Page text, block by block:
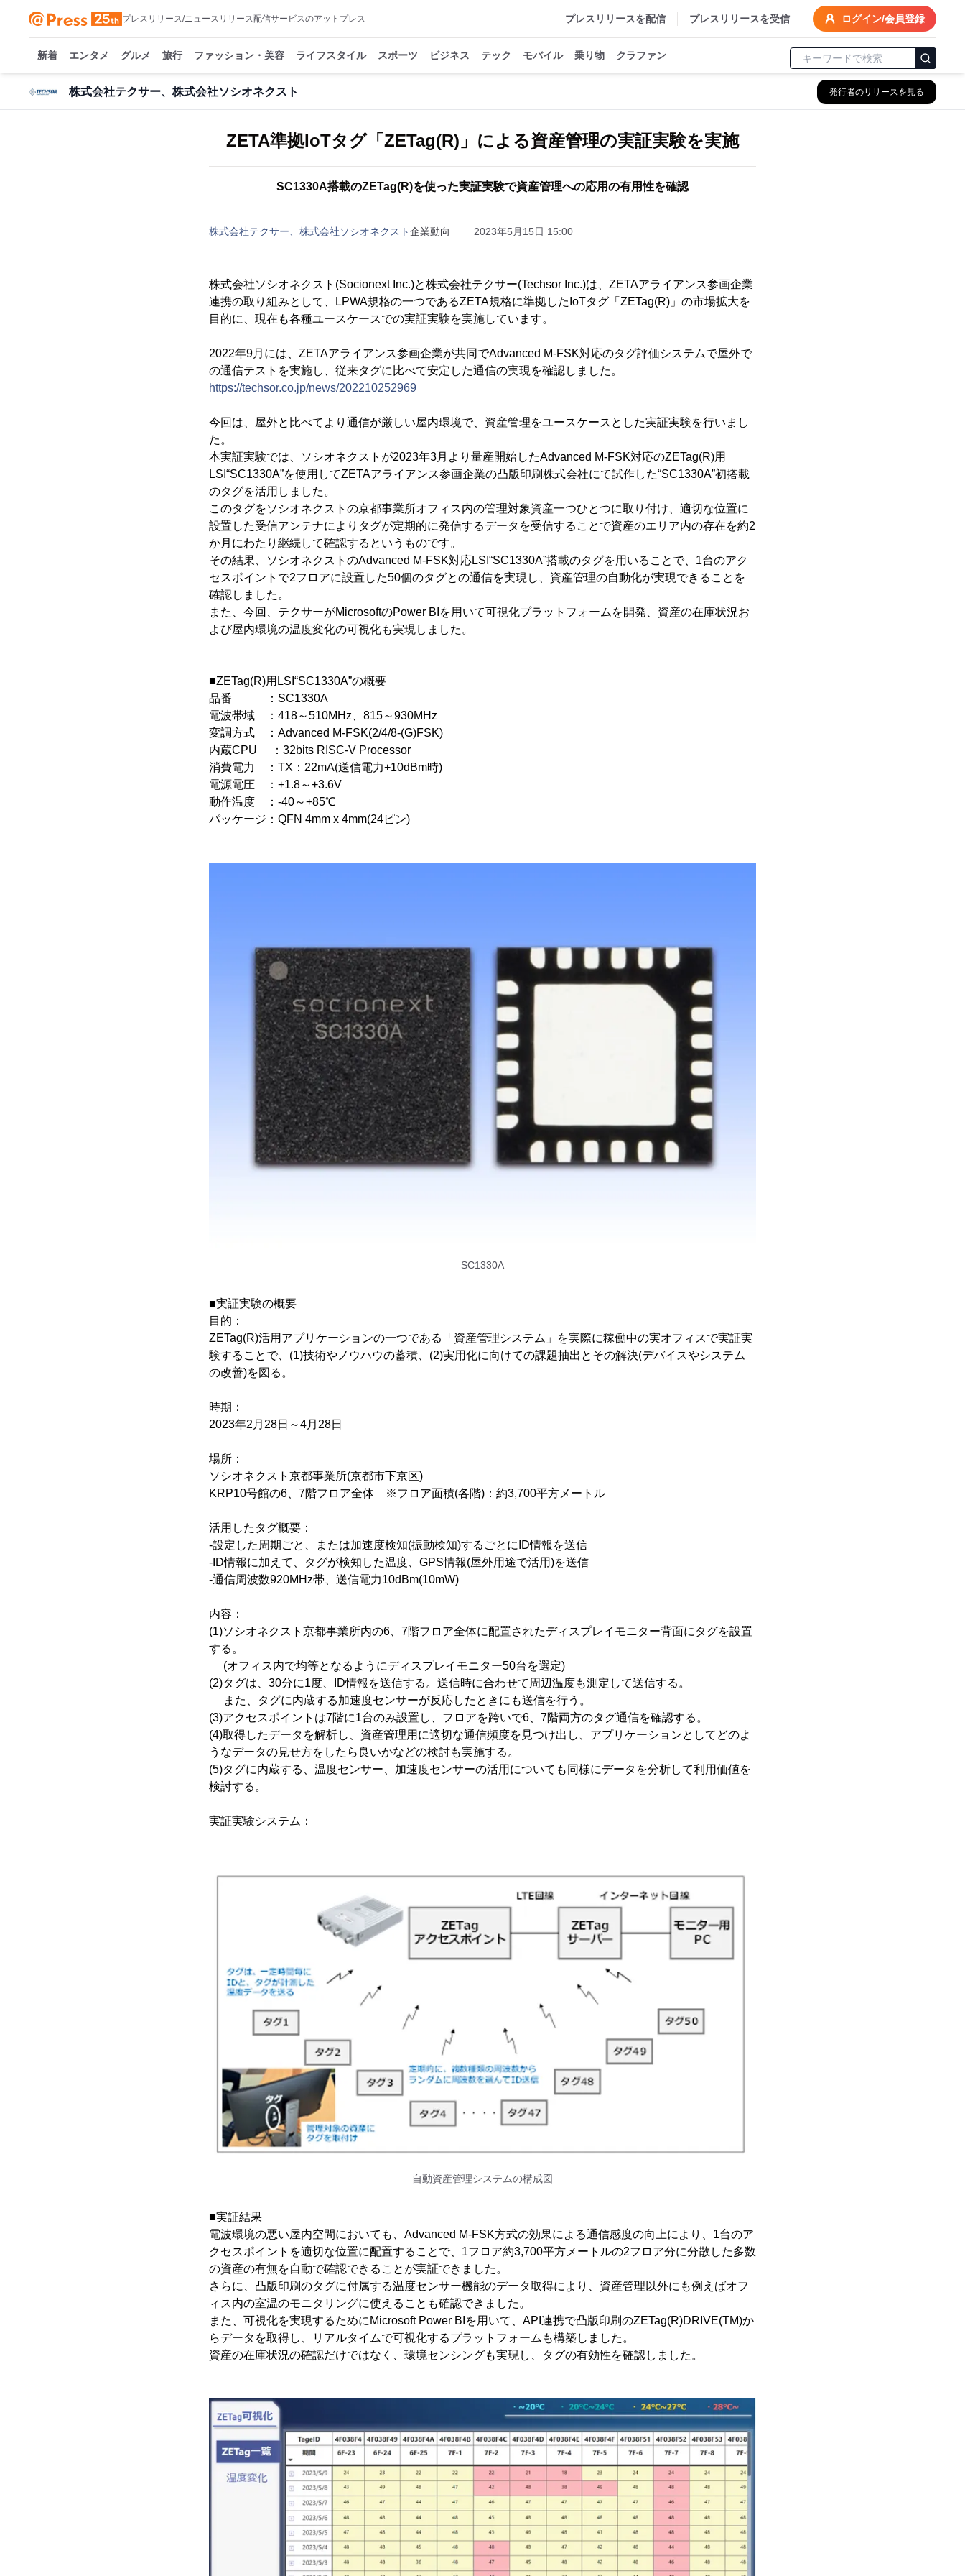
プレスリリース/ニュースリリース配信サービスのアットプレス プレスリリースを配信 プレスリリースを受信 ログイン/会員登録
新着 エンタメ グルメ 旅行 ファッション・美容 ライフスタイル スポーツ ビジネス テック モバイル 乗り物 クラファン
株式会社テクサー、株式会社ソシオネクスト 発行者のリリースを見る
ZETA準拠IoTタグ「ZETag(R)」による資産管理の実証実験を実施
SC1330A搭載のZETag(R)を使った実証実験で資産管理への応用の有用性を確認
株式会社テクサー、株式会社ソシオネクスト企業動向 2023年5月15日 15:00
株式会社ソシオネクスト(Socionext Inc.)と株式会社テクサー(Techsor Inc.)は、ZETAアライアンス参画企業
連携の取り組みとして、LPWA規格の一つであるZETA規格に準拠したIoTタグ「ZETag(R)」の市場拡大を
目的に、現在も各種ユースケースでの実証実験を実施しています。
2022年9月には、ZETAアライアンス参画企業が共同でAdvanced M-FSK対応のタグ評価システムで屋外で
の通信テストを実施し、従来タグに比べて安定した通信の実現を確認しました。
https://techsor.co.jp/news/202210252969
今回は、屋外と比べてより通信が厳しい屋内環境で、資産管理をユースケースとした実証実験を行いまし
た。
本実証実験では、ソシオネクストが2023年3月より量産開始したAdvanced M-FSK対応のZETag(R)用
LSI“SC1330A”を使用してZETAアライアンス参画企業の凸版印刷株式会社にて試作した“SC1330A”初搭載
のタグを活用しました。
このタグをソシオネクストの京都事業所オフィス内の管理対象資産一つひとつに取り付け、適切な位置に
設置した受信アンテナによりタグが定期的に発信するデータを受信することで資産のエリア内の存在を約2
か月にわたり継続して確認するというものです。
その結果、ソシオネクストのAdvanced M-FSK対応LSI“SC1330A”搭載のタグを用いることで、1台のアク
セスポイントで2フロアに設置した50個のタグとの通信を実現し、資産管理の自動化が実現できることを
確認しました。
また、今回、テクサーがMicrosoftのPower BIを用いて可視化プラットフォームを開発、資産の在庫状況お
よび屋内環境の温度変化の可視化も実現しました。
■ZETag(R)用LSI“SC1330A”の概要
品番 ：SC1330A
電波帯域 ：418～510MHz、815～930MHz
変調方式 ：Advanced M-FSK(2/4/8-(G)FSK)
内蔵CPU ：32bits RISC-V Processor
消費電力 ：TX：22mA(送信電力+10dBm時)
電源電圧 ：+1.8～+3.6V
動作温度 ：-40～+85℃
パッケージ：QFN 4mm x 4mm(24ピン)
SC1330A
■実証実験の概要
目的：
ZETag(R)活用アプリケーションの一つである「資産管理システム」を実際に稼働中の実オフィスで実証実
験することで、(1)技術やノウハウの蓄積、(2)実用化に向けての課題抽出とその解決(デバイスやシステム
の改善)を図る。
時期：
2023年2月28日～4月28日
場所：
ソシオネクスト京都事業所(京都市下京区)
KRP10号館の6、7階フロア全体 ※フロア面積(各階)：約3,700平方メートル
活用したタグ概要：
-設定した周期ごと、または加速度検知(振動検知)するごとにID情報を送信
-ID情報に加えて、タグが検知した温度、GPS情報(屋外用途で活用)を送信
-通信周波数920MHz帯、送信電力10dBm(10mW)
内容：
(1)ソシオネクスト京都事業所内の6、7階フロア全体に配置されたディスプレイモニター背面にタグを設置
する。
(オフィス内で均等となるようにディスプレイモニター50台を選定)
(2)タグは、30分に1度、ID情報を送信する。送信時に合わせて周辺温度も測定して送信する。
また、タグに内蔵する加速度センサーが反応したときにも送信を行う。
(3)アクセスポイントは7階に1台のみ設置し、フロアを跨いで6、7階両方のタグ通信を確認する。
(4)取得したデータを解析し、資産管理用に適切な通信頻度を見つけ出し、アプリケーションとしてどのよ
うなデータの見せ方をしたら良いかなどの検討も実施する。
(5)タグに内蔵する、温度センサー、加速度センサーの活用についても同様にデータを分析して利用価値を
検討する。
実証実験システム：
自動資産管理システムの構成図
■実証結果
電波環境の悪い屋内空間においても、Advanced M-FSK方式の効果による通信感度の向上により、1台のア
クセスポイントを適切な位置に配置することで、1フロア約3,700平方メートルの2フロア分に分散した多数
の資産の有無を自動で確認できることが実証できました。
さらに、凸版印刷のタグに付属する温度センサー機能のデータ取得により、資産管理以外にも例えばオフ
ィス内の室温のモニタリングに使えることも確認できました。
また、可視化を実現するためにMicrosoft Power BIを用いて、API連携で凸版印刷のZETag(R)DRIVE(TM)か
らデータを取得し、リアルタイムで可視化するプラットフォームも構築しました。
資産の在庫状況の確認だけではなく、環境センシングも実現し、タグの有効性を確認しました。